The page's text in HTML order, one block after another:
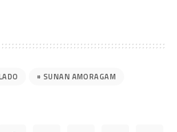
SUNAN AMORAGAM